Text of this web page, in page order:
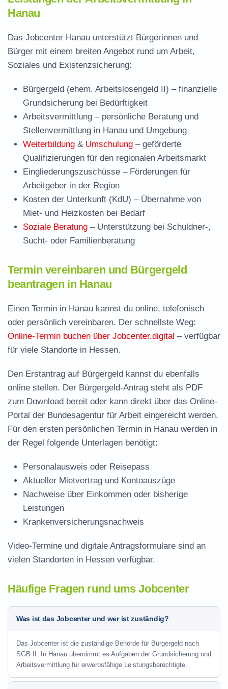
Hanau
Das Jobcenter Hanau unterstützt Bürgerinnen und
Bürger mit einem breiten Angebot rund um Arbeit,
Soziales und Existenzsicherung:
Bürgergeld (ehem. Arbeitslosengeld II) – finanzielle
Grundsicherung bei Bedürftigkeit
Arbeitsvermittlung – persönliche Beratung und
Stellenvermittlung in Hanau und Umgebung
Weiterbildung & Umschulung – geförderte
Qualifizierungen für den regionalen Arbeitsmarkt
Eingliederungszuschüsse – Förderungen für
Arbeitgeber in der Region
Kosten der Unterkunft (KdU) – Übernahme von
Miet- und Heizkosten bei Bedarf
Soziale Beratung – Unterstützung bei Schuldner-,
Sucht- oder Familienberatung
Termin vereinbaren und Bürgergeld
beantragen in Hanau
Einen Termin in Hanau kannst du online, telefonisch
oder persönlich vereinbaren. Der schnellste Weg:
Online-Termin buchen über Jobcenter.digital – verfügbar
für viele Standorte in Hessen.
Den Erstantrag auf Bürgergeld kannst du ebenfalls
online stellen. Der Bürgergeld-Antrag steht als PDF
zum Download bereit oder kann direkt über das Online-
Portal der Bundesagentur für Arbeit eingereicht werden.
Für den ersten persönlichen Termin in Hanau werden in
der Regel folgende Unterlagen benötigt:
Personalausweis oder Reisepass
Aktueller Mietvertrag und Kontoauszüge
Nachweise über Einkommen oder bisherige
Leistungen
Krankenversicherungsnachweis
Video-Termine und digitale Antragsformulare sind an
vielen Standorten in Hessen verfügbar.
Häufige Fragen rund ums Jobcenter
Was ist das Jobcenter und wer ist zuständig?
Das Jobcenter ist die zuständige Behörde für Bürgergeld nach
SGB II. In Hanau übernimmt es Aufgaben der Grundsicherung und
Arbeitsvermittlung für erwerbsfähige Leistungsberechtigte.